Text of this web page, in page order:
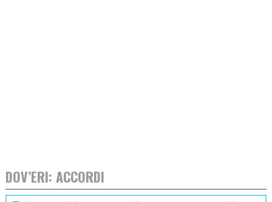
DOV’ERI: ACCORDI